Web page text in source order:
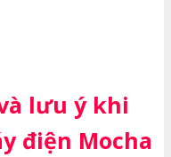
lưu ý khi
điện Mocha